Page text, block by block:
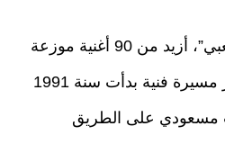
ترك “رائد موسيقى الشعبي”، أزيد من 90 أغنية موزعة
على 16 ألبوما، أدّاها عبر مسيرة فنية بدأت سنة 1991
مسعودي على الطريق